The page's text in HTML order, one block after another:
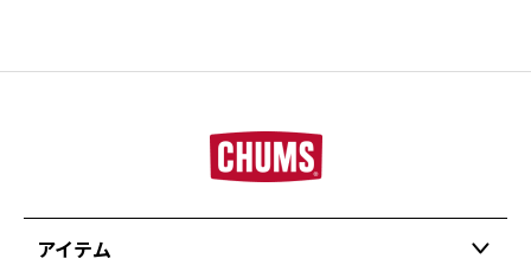
アイテム